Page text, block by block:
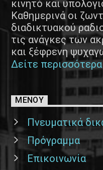
κινητό και
Καθημερινά οι
διαδικτυακού
τις ανάγκες των
και ξέφρενη
Δείτε περισσότερα
ΜΕΝΟΥ
Πνευματικά
Πρόγραμμα
Επικοινωνία